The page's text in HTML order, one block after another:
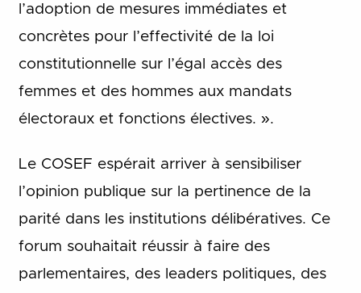
l’adoption de mesures immédiates et
concrètes pour l’effectivité de la loi
constitutionnelle sur l’égal accès des
femmes et des hommes aux mandats
électoraux et fonctions électives. ».
Le COSEF espérait arriver à sensibiliser
l’opinion publique sur la pertinence de la
parité dans les institutions délibératives. Ce
forum souhaitait réussir à faire des
parlementaires, des leaders politiques, des